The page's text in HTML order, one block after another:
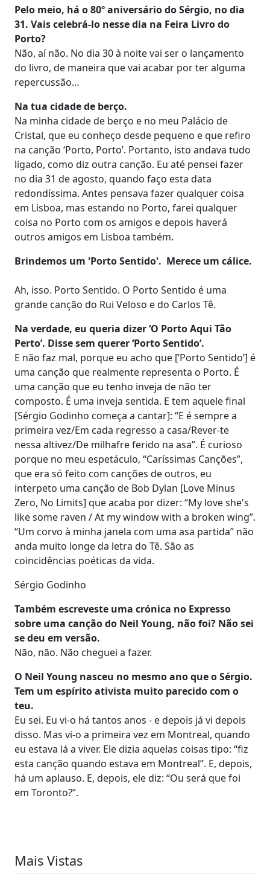
Pelo meio, há o 80º aniversário do Sérgio, no dia
31. Vais celebrá-lo nesse dia na Feira Livro do
Porto?
Não, aí não. No dia 30 à noite vai ser o lançamento
do livro, de maneira que vai acabar por ter alguma
repercussão…
Na tua cidade de berço.
Na minha cidade de berço e no meu Palácio de
Cristal, que eu conheço desde pequeno e que refiro
na canção ‘Porto, Porto’. Portanto, isto andava tudo
ligado, como diz outra canção. Eu até pensei fazer
no dia 31 de agosto, quando faço esta data
redondíssima. Antes pensava fazer qualquer coisa
em Lisboa, mas estando no Porto, farei qualquer
coisa no Porto com os amigos e depois haverá
outros amigos em Lisboa também.
Brindemos um 'Porto Sentido'. Merece um cálice.
Ah, isso. Porto Sentido. O Porto Sentido é uma
grande canção do Rui Veloso e do Carlos Tê.
Na verdade, eu queria dizer ‘O Porto Aqui Tão
Perto’. Disse sem querer ‘Porto Sentido’.
E não faz mal, porque eu acho que [‘Porto Sentido’] é
uma canção que realmente representa o Porto. É
uma canção que eu tenho inveja de não ter
composto. É uma inveja sentida. E tem aquele final
[Sérgio Godinho começa a cantar]: “E é sempre a
primeira vez/Em cada regresso a casa/Rever-te
nessa altivez/De milhafre ferido na asa”. É curioso
porque no meu espetáculo, “Caríssimas Canções”,
que era só feito com canções de outros, eu
interpeto uma canção de Bob Dylan [Love Minus
Zero, No Limits] que acaba por dizer: “My love she's
like some raven / At my window with a broken wing”.
“Um corvo à minha janela com uma asa partida” não
anda muito longe da letra do Tê. São as
coincidências poéticas da vida.
Sérgio Godinho
Também escreveste uma crónica no Expresso
sobre uma canção do Neil Young, não foi? Não sei
se deu em versão.
Não, não. Não cheguei a fazer.
O Neil Young nasceu no mesmo ano que o Sérgio.
Tem um espírito ativista muito parecido com o
teu.
Eu sei. Eu vi-o há tantos anos - e depois já vi depois
disso. Mas vi-o a primeira vez em Montreal, quando
eu estava lá a viver. Ele dizia aquelas coisas tipo: “fiz
esta canção quando estava em Montreal”. E, depois,
há um aplauso. E, depois, ele diz: “Ou será que foi
em Toronto?”.
Mais Vistas